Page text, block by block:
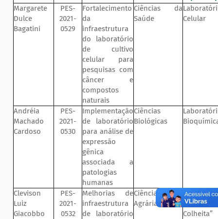
Margarete
Dulce
Bagatini
PES-
2021-
0529
Fortalecimento
da
infraestrutura
do laboratório
de cultivo
celular para
pesquisas com
câncer e
compostos
naturais
Ciências da
Saúde
Celular
Andréia
Machado
Cardoso
PES-
2021-
0530
Implementação
de laboratório
para análise de
expressão
gênica
associada a
patologias
humanas
Ciências
Biológicas
Clevison
Luiz
Giacobbo
PES-
2021-
0532
Melhorias de
infraestrutura
de laboratório
Ciências
Agrárias
Colheita”